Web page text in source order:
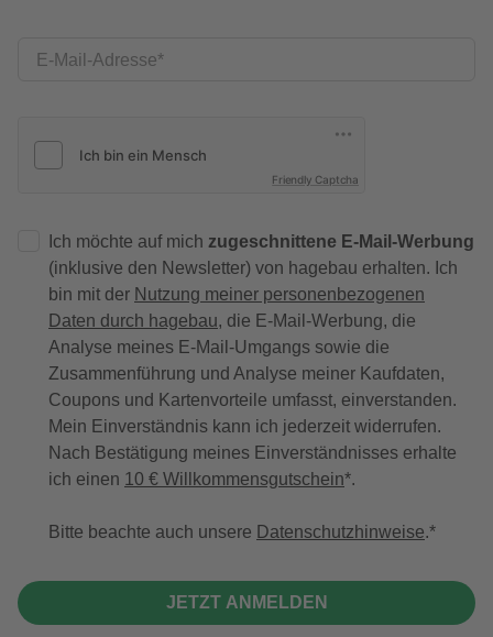
E-Mail-Adresse
Friendly Captcha
Ich möchte auf mich zugeschnittene E-Mail-Werbung
(inklusive den Newsletter) von hagebau erhalten. Ich
bin mit der Nutzung meiner personenbezogenen
Daten durch hagebau, die E-Mail-Werbung, die
Analyse meines E-Mail-Umgangs sowie die
Zusammenführung und Analyse meiner Kaufdaten,
Coupons und Kartenvorteile umfasst, einverstanden.
Mein Einverständnis kann ich jederzeit widerrufen.
Nach Bestätigung meines Einverständnisses erhalte
ich einen 10 € Willkommensgutschein*.
Bitte beachte auch unsere Datenschutzhinweise.
JETZT ANMELDEN